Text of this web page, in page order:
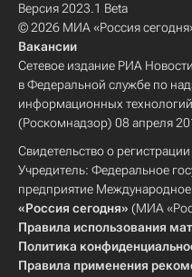
Версия 2023.1 Beta
© 2026 МИА «Россия
Вакансии
Сетевое издание РИА
в Федеральной службе по
информационных
(Роскомнадзор) 08 апреля
Свидетельство о
Учредитель: Федеральное
предприятие
«Россия сегодня» (МИА
Правила использования
Политика
Правила применения